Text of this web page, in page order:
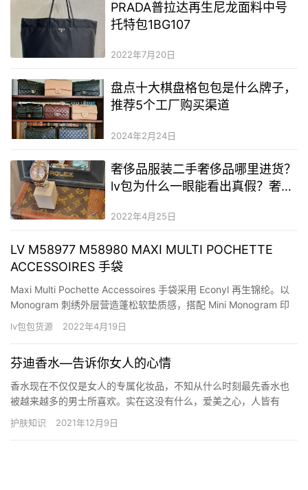
PRADA普拉达再生尼龙面料中号
托特包1BG107
2022年7月20日
盘点十大棋盘格包包是什么牌子，
推荐5个工厂购买渠道
2024年2月24日
奢侈品服装二手奢侈品哪里进货？
lv包为什么一眼能看出真假？奢侈
2022年4月25日
LV M58977 M58980 MAXI MULTI POCHETTE
ACCESSOIRES 手袋
Maxi Multi Pochette Accessoires 手袋采用 Econyl 再生锦纶。以
Monogram 刺绣外层营造蓬松软垫质感，搭配 Mini Monogram 印
花 Econyl 面料内衬。设有多个口袋与隔层，并将 Pochette
Accessoires 手拿包、Pochett…
lv包包货源 2022年4月19日
芬迪香水—告诉你女人的心情
香水现在不仅仅是女人的专属化妆品，不知从什么时刻最先香水也
被越来越多的男士所喜欢。实在这没有什么，爱美之心，人皆有
之，男士也不破例。芬迪香水的种类许多，怪异的香氛让不少人都
喜欢，固然在价钱方面芬迪香水也有一定的高度，事实价值是用价
护肤知识 2021年12月9日